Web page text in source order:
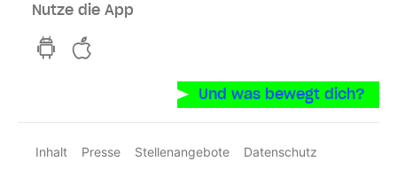
Nutze die App
hvv switch App auf GooglePlay
Und was bewegt dich?
Inhalt Presse Stellenangebote
Datenschutz